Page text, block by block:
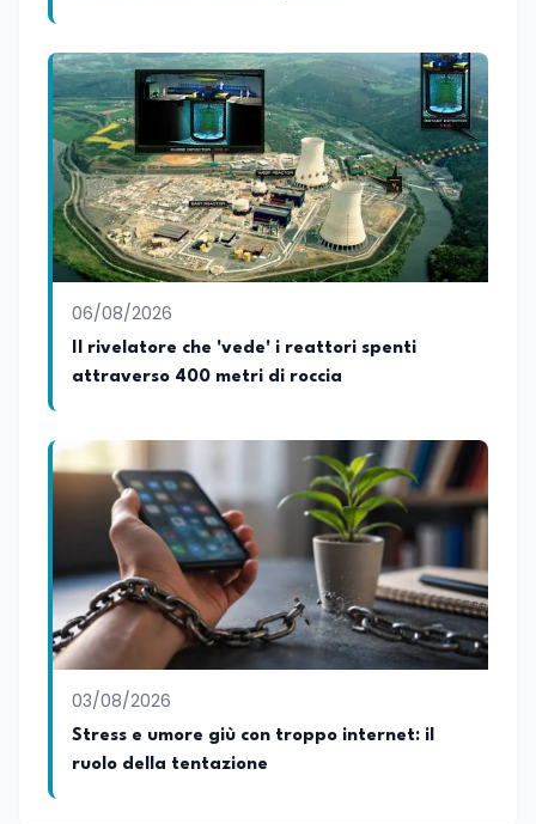
06/08/2026
Il rivelatore che 'vede' i reattori spenti
attraverso 400 metri di roccia
03/08/2026
Stress e umore giù con troppo internet: il
ruolo della tentazione